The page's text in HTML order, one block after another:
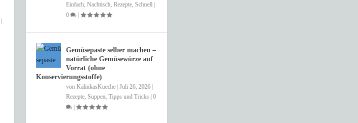
Einfach Nachtisch Rezepte, Schnell |
0
|
Gemüsepaste selber machen –
natürliche Gemüsewürze auf
Vorrat (ohne
Konservierungsstoffe)
von KalinkasKueche| Juli 26, 2026|
Rezepte, Suppen Tipps und Tricks | 0
|